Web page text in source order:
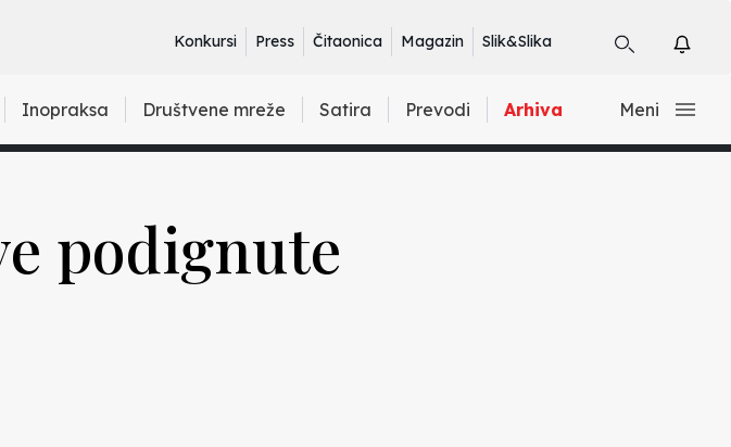
Konkursi Press Čitaonica Magazin Slik&Slika
Inopraksa Društvene mreže Satira Prevodi Arhiva Meni
podignute